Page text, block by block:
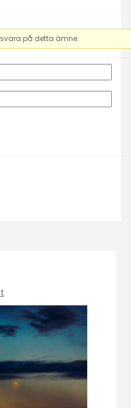
på detta ämne.